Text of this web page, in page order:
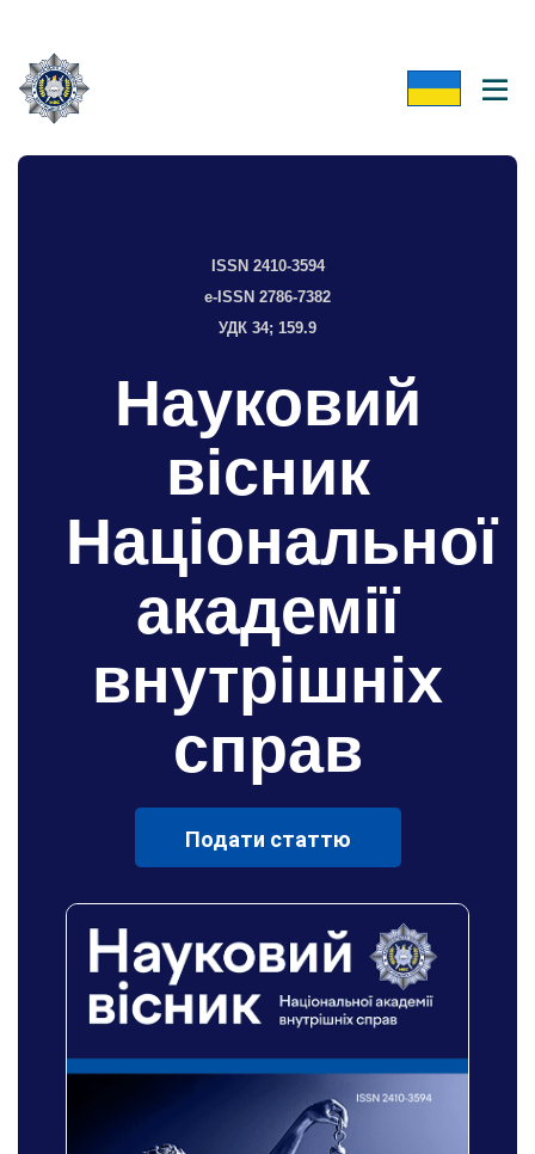
ISSN 2410-3594
e-ISSN 2786-7382
УДК 34; 159.9
Науковий
вісник
Національної
академії
внутрішніх
справ
Подати статтю